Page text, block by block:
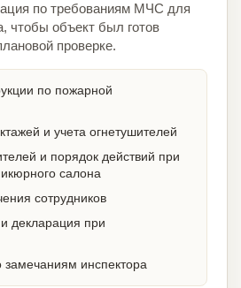
по требованиям МЧС для
чтобы объект был готов
проверке.
по пожарной
и учета огнетушителей
и порядок действий при
салона
сотрудников
декларация при
замечаниям инспектора